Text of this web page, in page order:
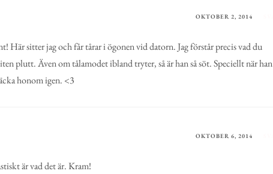
OKTOBER 2, 2014
Här sitter jag och får tårar i ögonen vid datorn. Jag förstår precis vad du
plutt. Även om tålamodet ibland tryter, så är han så söt. Speciellt när han
honom igen. <3
OKTOBER 6, 2014
är vad det är. Kram!